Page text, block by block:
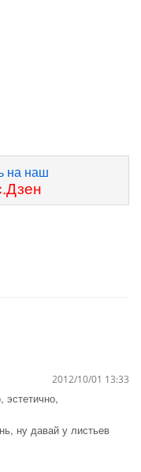
на наш
2012/10/01 13:33
эстетично,
ну давай у листьев